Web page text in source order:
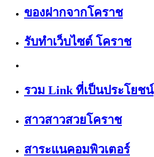
ของฝากจากโคราช
รับทำเว็บไซต์ โคราช
รวม Link ที่เป็นประโยชน์
สาวสาวสวยโคราช
สาระแนคอมพิวเตอร์